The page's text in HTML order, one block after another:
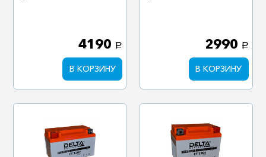
4190 a
В КОРЗИНУ
2990 a
В КОРЗИНУ